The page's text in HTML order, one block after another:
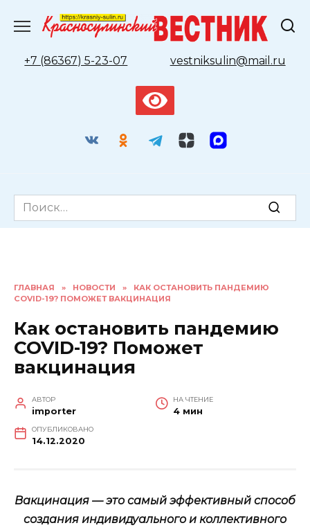
содержанию
+7 (86367) 5-23-07
vestniksulin@mail.ru
Search
for:
ГЛАВНАЯ » НОВОСТИ »
КАК ОСТАНОВИТЬ ПАНДЕМИЮ
COVID-19? ПОМОЖЕТ ВАКЦИНАЦИЯ
Как остановить пандемию
COVID-19? Поможет
вакцинация
АВТОР
importer
НА ЧТЕНИЕ
4 мин
ОПУБЛИКОВАНО
14.12.2020
Вакцинация — это самый эффективный способ
создания индивидуального и коллективного